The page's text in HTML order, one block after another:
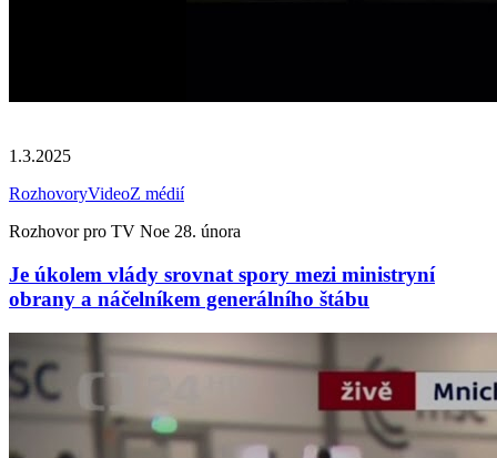
1.3.2025
RozhovoryVideoZ médií
Rozhovor pro TV Noe 28. února
Je úkolem vlády srovnat spory mezi ministryní
obrany a náčelníkem generálního štábu